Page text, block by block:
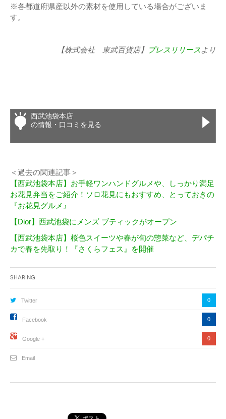
※各都道府県産以外の素材を使用している場合がございま
す。
【株式会社 東武百貨店】 プレスリリースより
西武池袋本店
の情報・口コミを見る
＜過去の関連記事＞
【西武池袋本店】お手軽ワンハンドグルメや、しっかり満足
お花見弁当をご紹介！ソロ花見にもおすすめ、とっておきの
『お花見グルメ』
【Dior】西武池袋にメンズ ブティックがオープン
【西武池袋本店】桜色スイーツや春が旬の惣菜など、デパチ
カで春を先取り！『さくらフェス』を開催
Sharing
Twitter 0
Facebook 0
Google + 0
Email